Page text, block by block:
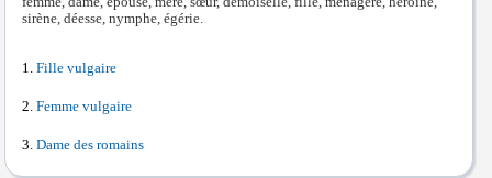
sirène, déesse, nymphe, égérie.
Fille vulgaire
Femme vulgaire
Dame des romains